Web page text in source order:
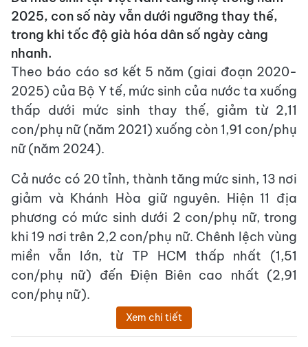
2025, con số này vẫn dưới ngưỡng thay thế,
trong khi tốc độ già hóa dân số ngày càng
nhanh.
Theo báo cáo sơ kết 5 năm (giai đoạn 2020-
2025) của Bộ Y tế, mức sinh của nước ta xuống
thấp dưới mức sinh thay thế, giảm từ 2,11
con/phụ nữ (năm 2021) xuống còn 1,91 con/phụ
nữ (năm 2024).
Cả nước có 20 tỉnh, thành tăng mức sinh, 13 nơi
giảm và Khánh Hòa giữ nguyên. Hiện 11 địa
phương có mức sinh dưới 2 con/phụ nữ, trong
khi 19 nơi trên 2,2 con/phụ nữ. Chênh lệch vùng
miền vẫn lớn, từ TP HCM thấp nhất (1,51
con/phụ nữ) đến Điện Biên cao nhất (2,91
con/phụ nữ).
Xem chi tiết